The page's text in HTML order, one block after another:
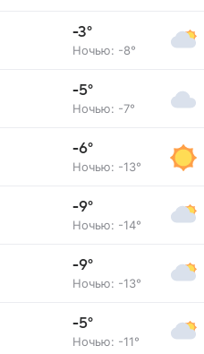
-3°
Ночью: -8°
-5°
Ночью: -7°
-6°
Ночью: -13°
-9°
Ночью: -14°
-9°
Ночью: -13°
-5°
Ночью: -11°